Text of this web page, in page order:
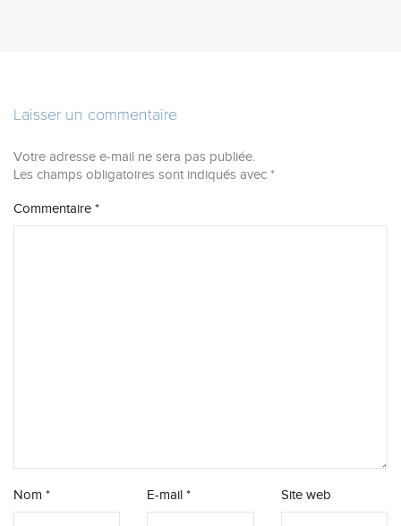
Laisser un commentaire
Votre adresse e-mail ne sera pas publiée.
Les champs obligatoires sont indiqués avec *
Commentaire *
Nom * E-mail* Site web